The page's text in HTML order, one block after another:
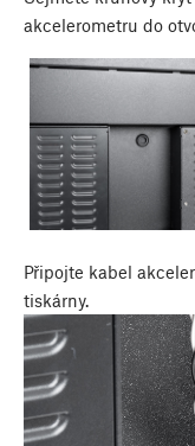
akcelerometru do
Připojte kabel
tiskárny.